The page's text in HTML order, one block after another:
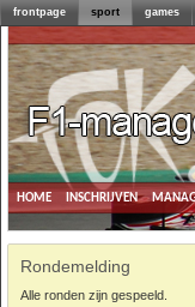
frontpage sport games
home inschrijven
Rondemelding
Alle ronden zijn gespeeld.